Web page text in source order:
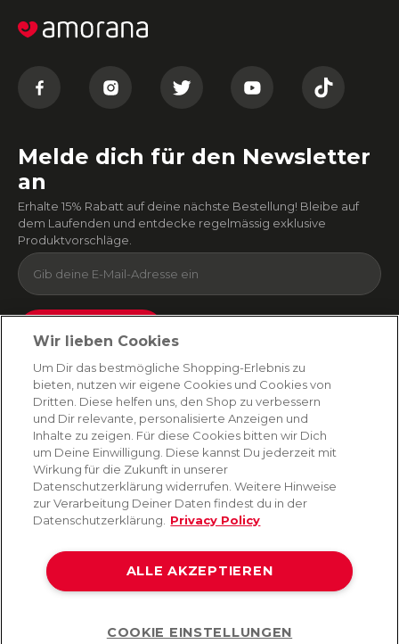
Melde dich für den Newsletter
an
Erhalte 15% Rabatt auf deine nächste Bestellung! Bleibe auf
dem Laufenden und entdecke regelmässig exklusive
Produktvorschläge.
Absenden
Du kannst dich jederzeit von unserem Newsletter abmelden. Indem du fortfährst, stimmst
du unseren E-Mail-Bedingungenund Datenschutzbestimmungen zu
AMORANA
MARKEN
SERVICE
Wir lieben Cookies
Um Dir das bestmögliche Shopping-Erlebnis zu
bieten, nutzen wir eigene Cookies und Cookies von
Dritten. Diese helfen uns, den Shop zu verbessern
und Dir relevante, personalisierte Anzeigen und
Inhalte zu zeigen. Für diese Cookies bitten wir Dich
um Deine Einwilligung. Diese kannst Du jederzeit mit
Wirkung für die Zukunft in unserer
Datenschutzerklärung widerrufen. Weitere Hinweise
zur Verarbeitung Deiner Daten findest du in der
Datenschutzerklärung.
Privacy Policy
ALLE AKZEPTIEREN
COOKIE EINSTELLUNGEN